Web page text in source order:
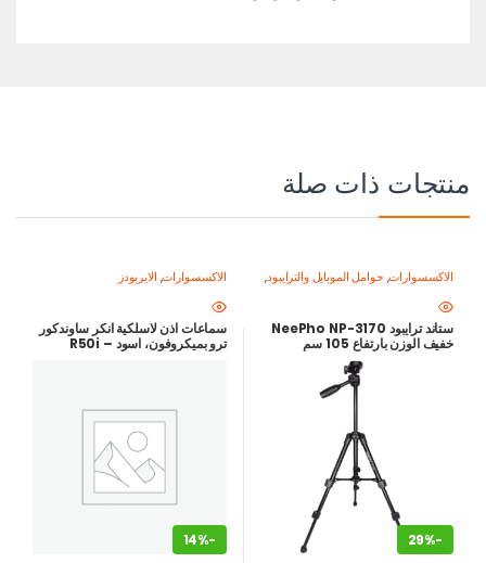
منتجات ذات صلة
الاكسسوارات, حوامل الموبايل والترايبود,
معدات تصوير الموبايل-اصنع محتواك
باحتراف
ستاند ترايبود NeePho NP-3170
خفيف الوزن بارتفاع 105 سم
للموبايل والكاميرا
-
29%
الاكسسوارات, الايربودز
سماعات اذن لاسلكية انكر ساوندكور
ترو بميكروفون، اسود – R50i
-
14%